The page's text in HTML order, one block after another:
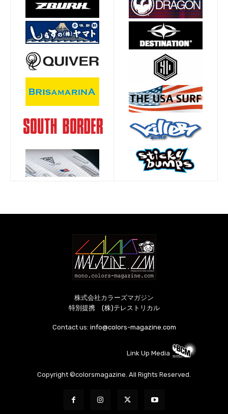
株式会社カラーズマガジン
特別提携 (株)テレストリカル
Contact us: info@colors-magazine.com
Link Up Media
Copyright ©colorsmagazine. All Rights Reserved.